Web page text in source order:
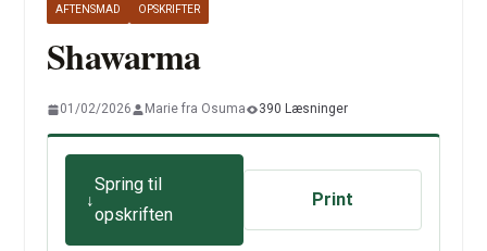
AFTENSMAD OPSKRIFTER
Shawarma
01/02/2026 Marie fra Osuma 390 Læsninger
Spring til
opskriften
Print